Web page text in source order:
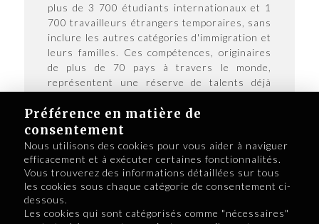
Préférence en matière de
consentement
Nous utilisons des cookies pour vous aider à naviguer
efficacement et à exécuter certaines fonctionnalités.
Vous trouverez des informations détaillées sur tous
les cookies sous chaque catégorie de consentement ci-
dessous.
Les cookies qui sont catégorisés comme "nécessaires"
plus de 3 700 étudiants internationaux et 1
700 travailleurs étrangers temporaires, sans
inclure les autres catégories d'immigration et
leurs familles. Ces compétences, originaires
de plus de 70 pays à travers le monde,
représentent une réserve de talents déjà
requièrent cependant un accompagnement
personnalisé pour la réalisation de leurs
projets d’emploi, d’études et
d’entrepreneuriat.
Vivre au Saguenay-Lac-Saint-Jean signifie
s'épanouir au fil des quatre saisons dans un
cadre de vie exceptionnel, où la nature